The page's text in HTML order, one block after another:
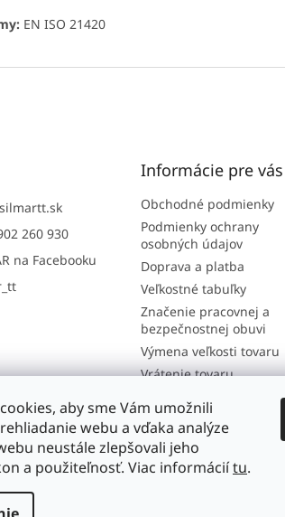
aby sme Vám umožnili
webu a vďaka analýze
neustále zlepšovali jeho
a použiteľnosť. Viac informáciítu.
EN ISO 21420
silmartt.sk
260 930
na Facebooku
Informácie pre vás
Obchodné podmienky
Podmienky ochrany
osobných údajov
Doprava a platba
Veľkostné tabuľky
Značenie pracovnej a
bezpečnostnej obuvi
Výmena veľkosti tovaru
Vrátenie tovaru
Kontakt
Hodnotenie obchodu